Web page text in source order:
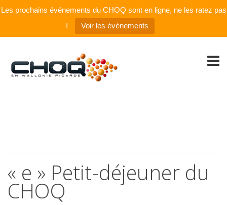
Les prochains événements du CHOQ sont en ligne, ne les ratez pas
!
Voir les événements
« e » Petit-déjeuner du
CHOQ